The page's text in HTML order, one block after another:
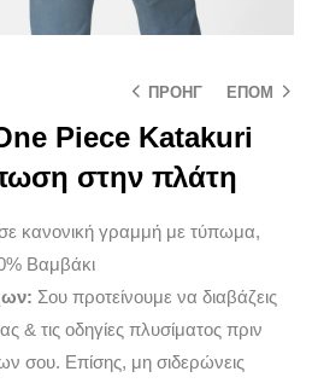
ΠΡΟΗΓ ΕΠΟΜ
Piece Katakuri
στην πλάτη
κανονική γραμμή με τύπωμα,
Βαμβάκι
Σου προτείνουμε να διαβάζεις
& τις οδηγίες πλυσίματος πριν
σου. Επίσης, μη σιδερώνεις